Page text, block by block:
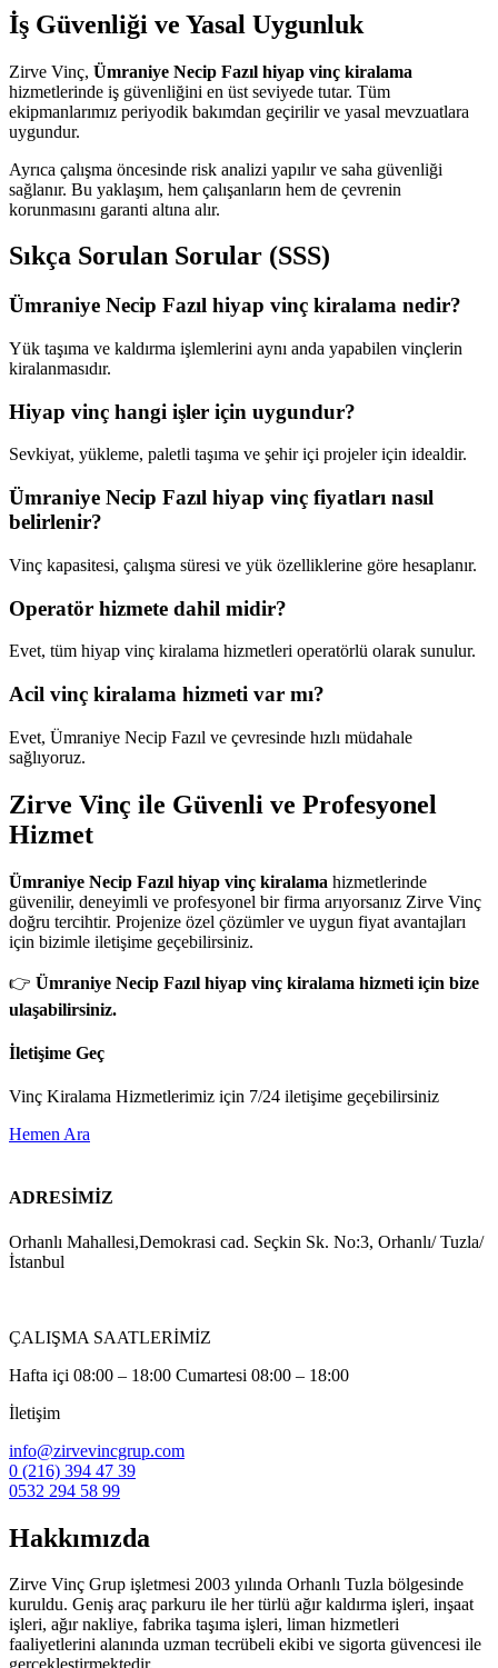
İş Güvenliği ve Yasal Uygunluk
Zirve Vinç, Ümraniye Necip Fazıl hiyap vinç kiralama
hizmetlerinde iş güvenliğini en üst seviyede tutar. Tüm
ekipmanlarımız periyodik bakımdan geçirilir ve yasal mevzuatlara
uygundur.
Ayrıca çalışma öncesinde risk analizi yapılır ve saha güvenliği
sağlanır. Bu yaklaşım, hem çalışanların hem de çevrenin
korunmasını garanti altına alır.
Sıkça Sorulan Sorular (SSS)
Ümraniye Necip Fazıl hiyap vinç kiralama nedir?
Yük taşıma ve kaldırma işlemlerini aynı anda yapabilen vinçlerin
kiralanmasıdır.
Hiyap vinç hangi işler için uygundur?
Sevkiyat, yükleme, paletli taşıma ve şehir içi projeler için idealdir.
Ümraniye Necip Fazıl hiyap vinç fiyatları nasıl
belirlenir?
Vinç kapasitesi, çalışma süresi ve yük özelliklerine göre hesaplanır.
Operatör hizmete dahil midir?
Evet, tüm hiyap vinç kiralama hizmetleri operatörlü olarak sunulur.
Acil vinç kiralama hizmeti var mı?
Evet, Ümraniye Necip Fazıl ve çevresinde hızlı müdahale
sağlıyoruz.
Zirve Vinç ile Güvenli ve Profesyonel
Hizmet
Ümraniye Necip Fazıl hiyap vinç kiralama hizmetlerinde
güvenilir, deneyimli ve profesyonel bir firma arıyorsanız Zirve Vinç
doğru tercihtir. Projenize özel çözümler ve uygun fiyat avantajları
için bizimle iletişime geçebilirsiniz.
👉 Ümraniye Necip Fazıl hiyap vinç kiralama hizmeti için bize
ulaşabilirsiniz.
İletişime Geç
Vinç Kiralama Hizmetlerimiz için 7/24 iletişime geçebilirsiniz
Hemen Ara
ADRESİMİZ
Orhanlı Mahallesi,Demokrasi cad. Seçkin Sk. No:3, Orhanlı/ Tuzla/
İstanbul
ÇALIŞMA SAATLERİMİZ
Hafta içi 08:00 – 18:00 Cumartesi 08:00 – 18:00
İletişim
info@zirvevincgrup.com
0 (216) 394 47 39
0532 294 58 99
Hakkımızda
Zirve Vinç Grup işletmesi 2003 yılında Orhanlı Tuzla bölgesinde
kuruldu. Geniş araç parkuru ile her türlü ağır kaldırma işleri, inşaat
işleri, ağır nakliye, fabrika taşıma işleri, liman hizmetleri
faaliyetlerini alanında uzman tecrübeli ekibi ve sigorta güvencesi ile